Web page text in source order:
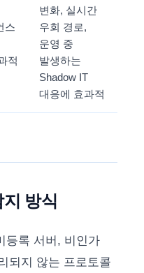
스
적
변화, 실시간
우회 경로,
운영 중
발생하는
Shadow IT
대응에 효과적
방식
등록 서버, 비인가
되지 않는 프로토콜